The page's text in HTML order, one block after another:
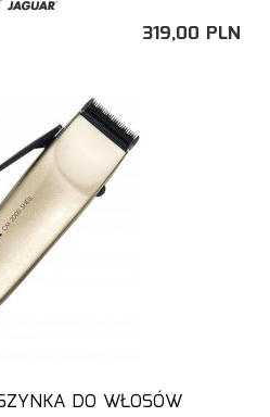
319,00 PLN
DO WŁOSÓW